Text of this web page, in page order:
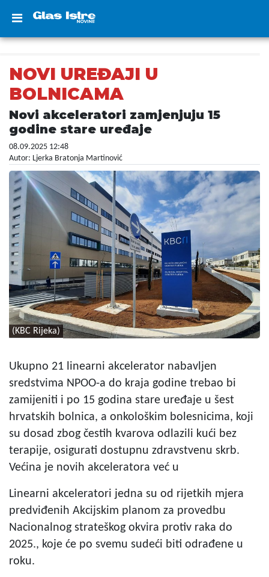
NOVI UREĐAJI U
BOLNICAMA
Novi akceleratori zamjenjuju 15
godine stare uređaje
08.09.2025 12:48
Autor: Ljerka Bratonja Martinović
(KBC Rijeka)
Ukupno 21 linearni akcelerator nabavljen
sredstvima NPOO-a do kraja godine trebao bi
zamijeniti i po 15 godina stare uređaje u šest
hrvatskih bolnica, a onkološkim bolesnicima, koji
su dosad zbog čestih kvarova odlazili kući bez
terapije, osigurati dostupnu zdravstvenu skrb.
Većina je novih akceleratora već u
Linearni akceleratori jedna su od rijetkih mjera
predviđenih Akcijskim planom za provedbu
Nacionalnog strateškog okvira protiv raka do
2025., koje će po svemu sudeći biti odrađene u
roku.